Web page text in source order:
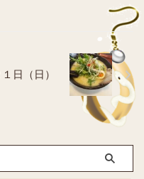
日（日）